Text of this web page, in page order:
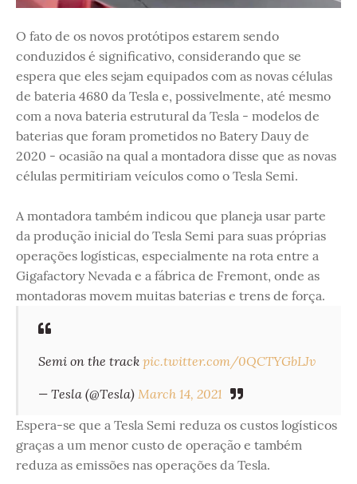
O fato de os novos protótipos estarem sendo
conduzidos é significativo, considerando que se
espera que eles sejam equipados com as novas células
de bateria 4680 da Tesla e, possivelmente, até mesmo
com a nova bateria estrutural da Tesla - modelos de
baterias que foram prometidos no Batery Dauy de
2020 - ocasião na qual a montadora disse que as novas
células permitiriam veículos como o Tesla Semi.
A montadora também indicou que planeja usar parte
da produção inicial do Tesla Semi para suas próprias
operações logísticas, especialmente na rota entre a
Gigafactory Nevada e a fábrica de Fremont, onde as
montadoras movem muitas baterias e trens de força.
Semi on the trackpic.twitter.com/0QCTYGbLJv
— Tesla (@Tesla) March 14, 2021
Espera-se que a Tesla Semi reduza os custos logísticos
graças a um menor custo de operação e também
reduza as emissões nas operações da Tesla.